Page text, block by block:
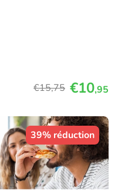
€15,75 €10,95
39% réduction